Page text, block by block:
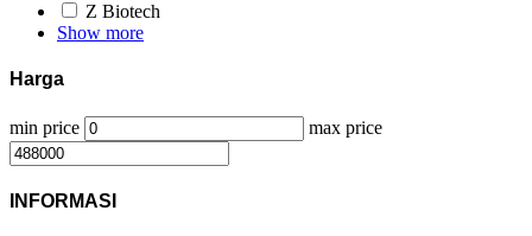
Z Biotech
Show more
Harga
min price max price
INFORMASI